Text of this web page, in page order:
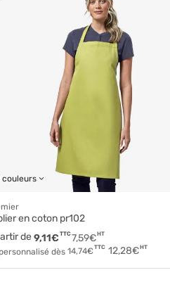
couleurs
en coton pr102
de
7,59€HT
9,11€ TTC
dès 14,74€ TTC 12,28€HT